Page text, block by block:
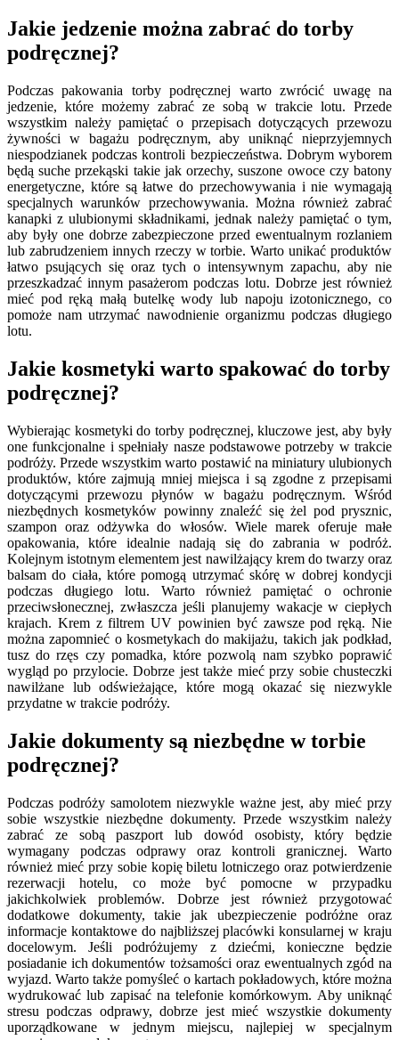
Jakie jedzenie można zabrać do torby
podręcznej?
Podczas pakowania torby podręcznej warto zwrócić uwagę na
jedzenie, które możemy zabrać ze sobą w trakcie lotu. Przede
wszystkim należy pamiętać o przepisach dotyczących przewozu
żywności w bagażu podręcznym, aby uniknąć nieprzyjemnych
niespodzianek podczas kontroli bezpieczeństwa. Dobrym wyborem
będą suche przekąski takie jak orzechy, suszone owoce czy batony
energetyczne, które są łatwe do przechowywania i nie wymagają
specjalnych warunków przechowywania. Można również zabrać
kanapki z ulubionymi składnikami, jednak należy pamiętać o tym,
aby były one dobrze zabezpieczone przed ewentualnym rozlaniem
lub zabrudzeniem innych rzeczy w torbie. Warto unikać produktów
łatwo psujących się oraz tych o intensywnym zapachu, aby nie
przeszkadzać innym pasażerom podczas lotu. Dobrze jest również
mieć pod ręką małą butelkę wody lub napoju izotonicznego, co
pomoże nam utrzymać nawodnienie organizmu podczas długiego
lotu.
Jakie kosmetyki warto spakować do torby
podręcznej?
Wybierając kosmetyki do torby podręcznej, kluczowe jest, aby były
one funkcjonalne i spełniały nasze podstawowe potrzeby w trakcie
podróży. Przede wszystkim warto postawić na miniatury ulubionych
produktów, które zajmują mniej miejsca i są zgodne z przepisami
dotyczącymi przewozu płynów w bagażu podręcznym. Wśród
niezbędnych kosmetyków powinny znaleźć się żel pod prysznic,
szampon oraz odżywka do włosów. Wiele marek oferuje małe
opakowania, które idealnie nadają się do zabrania w podróż.
Kolejnym istotnym elementem jest nawilżający krem do twarzy oraz
balsam do ciała, które pomogą utrzymać skórę w dobrej kondycji
podczas długiego lotu. Warto również pamiętać o ochronie
przeciwsłonecznej, zwłaszcza jeśli planujemy wakacje w ciepłych
krajach. Krem z filtrem UV powinien być zawsze pod ręką. Nie
można zapomnieć o kosmetykach do makijażu, takich jak podkład,
tusz do rzęs czy pomadka, które pozwolą nam szybko poprawić
wygląd po przylocie. Dobrze jest także mieć przy sobie chusteczki
nawilżane lub odświeżające, które mogą okazać się niezwykle
przydatne w trakcie podróży.
Jakie dokumenty są niezbędne w torbie
podręcznej?
Podczas podróży samolotem niezwykle ważne jest, aby mieć przy
sobie wszystkie niezbędne dokumenty. Przede wszystkim należy
zabrać ze sobą paszport lub dowód osobisty, który będzie
wymagany podczas odprawy oraz kontroli granicznej. Warto
również mieć przy sobie kopię biletu lotniczego oraz potwierdzenie
rezerwacji hotelu, co może być pomocne w przypadku
jakichkolwiek problemów. Dobrze jest również przygotować
dodatkowe dokumenty, takie jak ubezpieczenie podróżne oraz
informacje kontaktowe do najbliższej placówki konsularnej w kraju
docelowym. Jeśli podróżujemy z dziećmi, konieczne będzie
posiadanie ich dokumentów tożsamości oraz ewentualnych zgód na
wyjazd. Warto także pomyśleć o kartach pokładowych, które można
wydrukować lub zapisać na telefonie komórkowym. Aby uniknąć
stresu podczas odprawy, dobrze jest mieć wszystkie dokumenty
uporządkowane w jednym miejscu, najlepiej w specjalnym